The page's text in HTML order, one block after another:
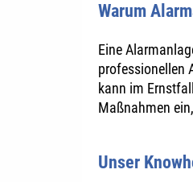
Warum
Eine
professionellen
kann im
Maßnahmen
Unser